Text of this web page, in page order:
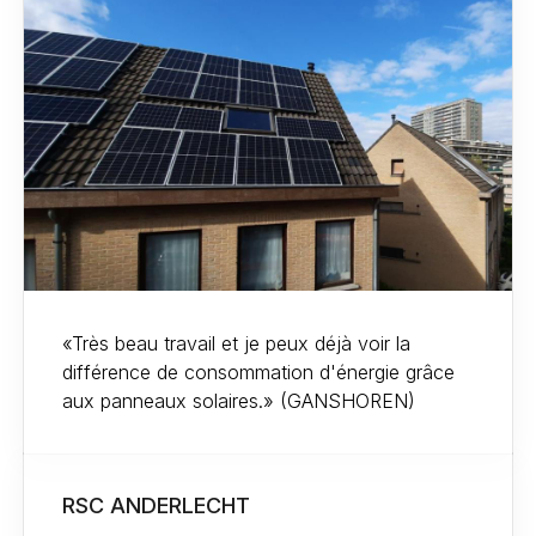
«Très beau travail et je peux déjà voir la
différence de consommation d'énergie grâce
aux panneaux solaires.» (GANSHOREN)
RSC ANDERLECHT